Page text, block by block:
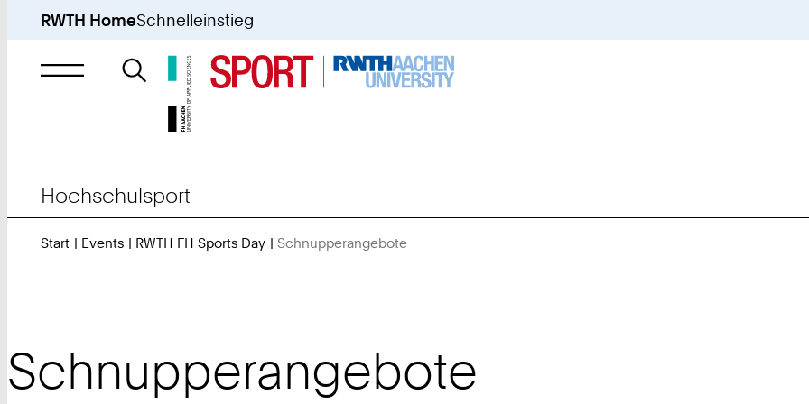
RWTH HomeSchnelleinstieg
Suche
nach
Hochschulsport
Start Events RWTH FH Sports Day Schnupperangebote
Schnupperangebote